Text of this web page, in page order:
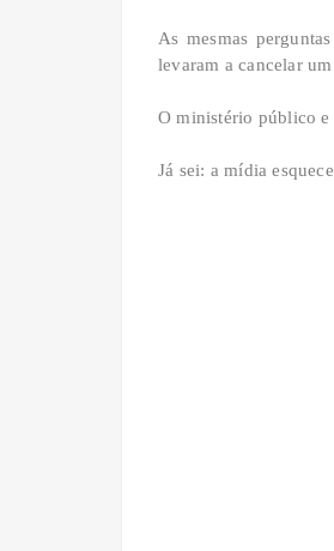
As mesmas
levaram a cancelar
O ministério público e
Já sei: a mídia